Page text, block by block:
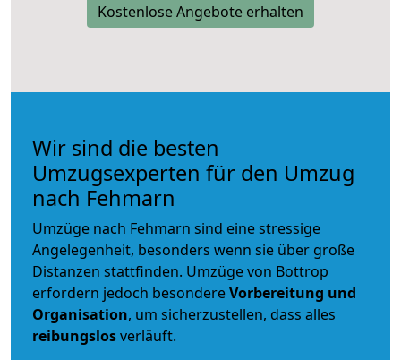
Kostenlose Angebote erhalten
Wir sind die besten
Umzugsexperten für den Umzug
nach Fehmarn
Umzüge nach Fehmarn sind eine stressige
Angelegenheit, besonders wenn sie über große
Distanzen stattfinden. Umzüge von Bottrop
erfordern jedoch besondereVorbereitung und
Organisation, um sicherzustellen, dass alles
reibungslosverläuft.